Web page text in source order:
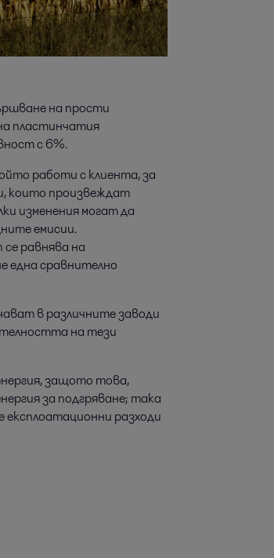
на прости
пластинчатия
с 6%.
работи с клиента, за
които произвеждат
изменения могат да
емисии.
равнява на
една сравнително
в различните заводи
на тези
защото това,
за подгряване; така
разходи